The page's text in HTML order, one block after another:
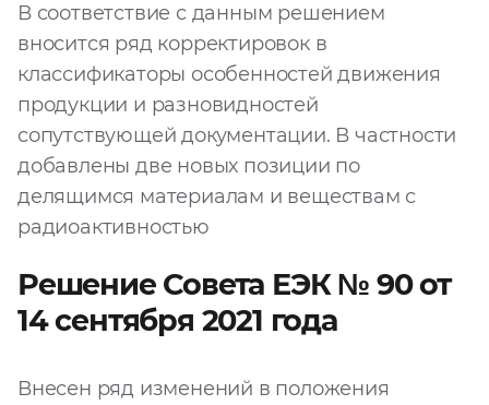
В соответствие с данным решением
вносится ряд корректировок в
классификаторы особенностей движения
продукции и разновидностей
сопутствующей документации. В частности
добавлены две новых позиции по
делящимся материалам и веществам с
радиоактивностью
Решение Совета ЕЭК № 90 от
14 сентября 2021 года
Внесен ряд изменений в положения